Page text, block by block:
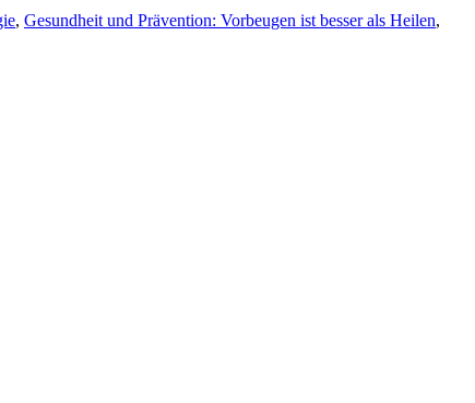
, Gesundheit und Prävention: Vorbeugen ist besser als Heilen,